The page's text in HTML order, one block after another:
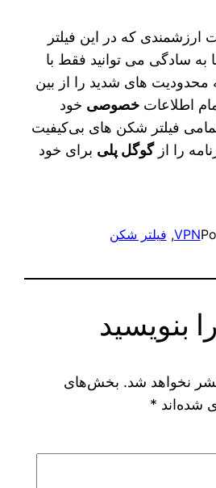
ارزشمندی که در این فیلتر
سادگی می‌ توانید فقط با
محدودیت‌ های شدید را از بین
اطلاعاتخصوصی خود
فیلتر شکن‌ های بی‌کیفیت
را ازگوگل پلی برای خود
VPN
, فیلتر شکن
بنویسید
نخواهد شد. بخش‌های
شده‌اند *